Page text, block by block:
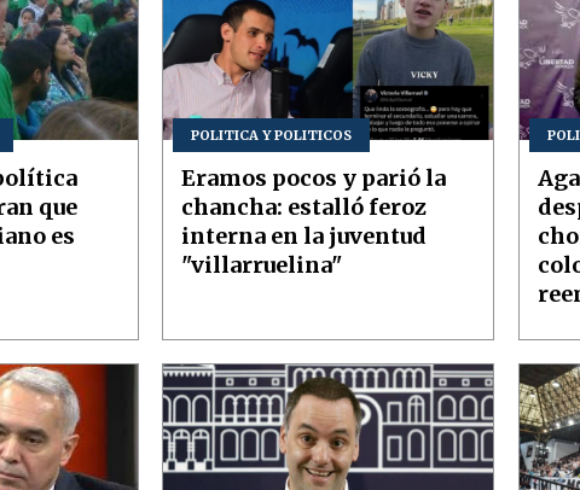
que
es
POLITICA Y POLITICOS
Eramos pocos y parió la
chancha: estalló feroz
interna en la juventud
"villarruelina"